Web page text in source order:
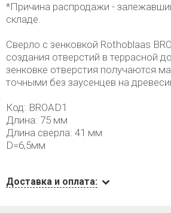
*Причина распродажи -
складе.
Сверло с зенковкой Rothoblaas
создания отверстий в террасной
зенковке отверстия получаются
точными без заусенцев на
Код: BROAD1
Длина: 75 мм
Длина сверла: 41 мм
D=6,5мм
Доставка и оплата: